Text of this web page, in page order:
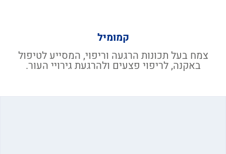
קמומיל
צמח בעל תכונות הרגעה וריפוי, המסייע לטיפול
באקנה, לריפוי פצעים ולהרגעת גירויי העור.